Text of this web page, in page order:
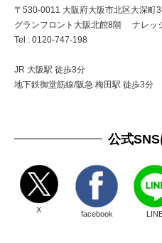
〒530-0011 大阪府大阪市北区大深町
グランフロント大阪北館8階 ナレッ
Tel : 0120-747-198
JR 大阪駅 徒歩3分
地下鉄御堂筋線/阪急 梅田駅 徒歩3分
公式
X facebook